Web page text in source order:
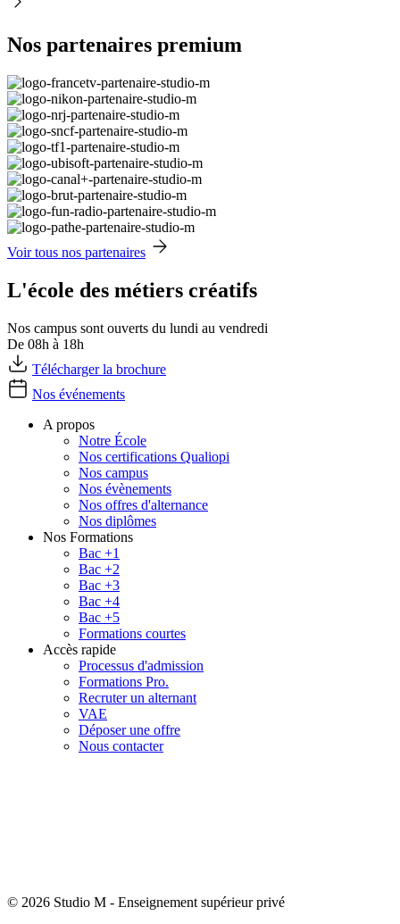
Nos partenaires premium
Voir tous nos partenaires
L'école des métiers créatifs
Nos campus sont ouverts du lundi au vendredi
De 08h à 18h
Télécharger la brochure
Nos événements
A propos
Notre École
Nos certifications Qualiopi
Nos campus
Nos évènements
Nos offres d'alternance
Nos diplômes
Nos Formations
Bac +1
Bac +2
Bac +3
Bac +4
Bac +5
Formations courtes
Accès rapide
Processus d'admission
Formations Pro.
Recruter un alternant
VAE
Déposer une offre
Nous contacter
© 2026 Studio M - Enseignement supérieur privé